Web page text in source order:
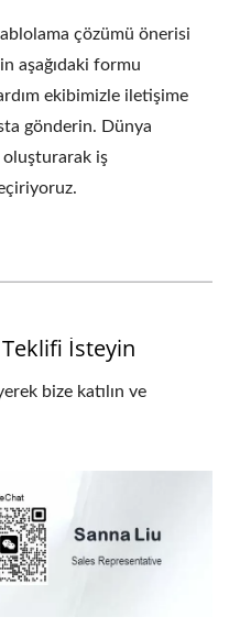
çözümü önerisi
aşağıdaki formu
ekibimizle iletişime
gönderin. Dünya
oluşturarak iş
İsteyin
bize katılın ve